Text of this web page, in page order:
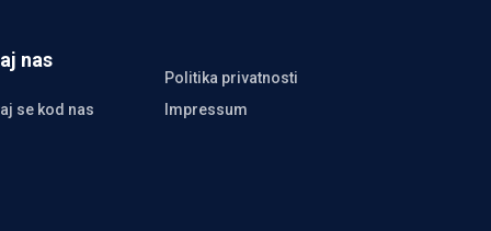
nas
Politika privatnosti
se kod nas
Impressum